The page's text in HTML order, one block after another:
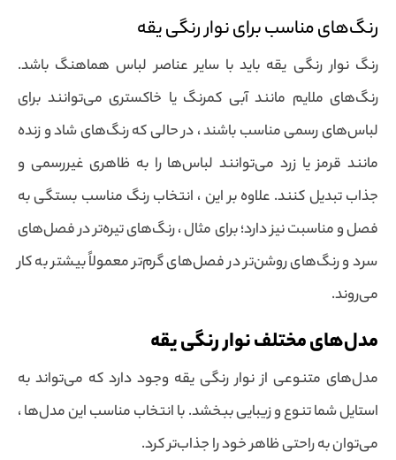
رنگ‌های مناسب برای نوار رنگی یقه
رنگ نوار رنگی یقه باید با سایر عناصر لباس هماهنگ باشد.
رنگ‌های ملایم مانند آبی کمرنگ یا خاکستری می‌توانند برای
لباس‌های رسمی مناسب باشند ، در حالی که رنگ‌های شاد و زنده
مانند قرمز یا زرد می‌توانند لبا‌س‌ها را به ظاهری غیررسمی و
جذاب تبدیل کنند. علاوه بر این ، انتخاب رنگ مناسب بستگی به
فصل و مناسبت نیز دارد؛ برای مثال ، رنگ‌های تیره‌تر در فصل‌های
سرد و رنگ‌های روشن‌تر در فصل‌های گرم‌تر معمولاً بیشتر به کار
می‌روند.
مدل‌های مختلف نوار رنگی یقه
مدل‌های متنوعی از نوار رنگی یقه وجود دارد که می‌تواند به
استایل شما تنوع و زیبایی ببخشد. با انتخاب مناسب این مدل‌ها ،
می‌توان به راحتی ظاهر خود را جذاب‌تر کرد.